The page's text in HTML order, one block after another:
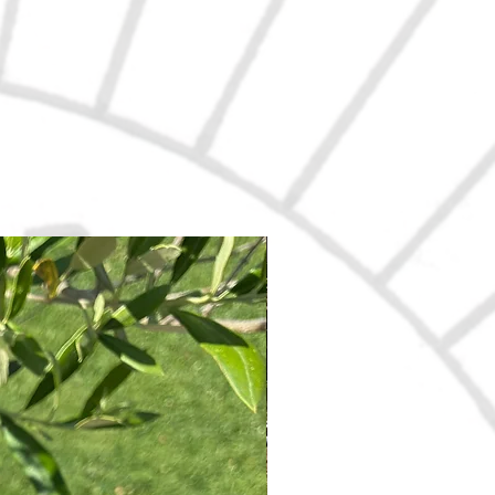
Nouveau